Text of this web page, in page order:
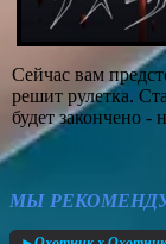
Сейчас вам
решит рулетка.
будет закончено -
МЫ